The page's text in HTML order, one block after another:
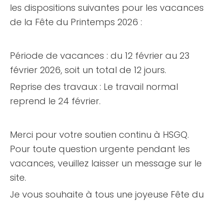
les dispositions suivantes pour les vacances
de la Fête du Printemps 2026 :
Période de vacances : du 12 février au 23
février 2026, soit un total de 12 jours.
Reprise des travaux : Le travail normal
reprend le 24 février.
Merci pour votre soutien continu à HSGQ.
Pour toute question urgente pendant les
vacances, veuillez laisser un message sur le
site.
Je vous souhaite à tous une joyeuse Fête du